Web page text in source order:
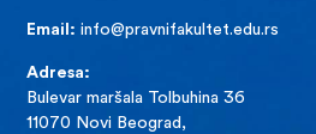
Email: info@pravnifakultet.edu.rs
Adresa:
Bulevar maršala Tolbuhina 36
11070 Novi Beograd,